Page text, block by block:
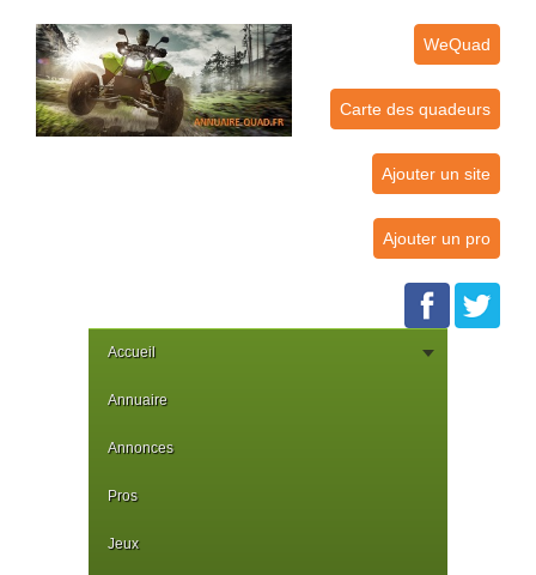
WeQuad
Carte des quadeurs
Ajouter un site
Ajouter un pro
Accueil
Annuaire
Annonces
Pros
Jeux